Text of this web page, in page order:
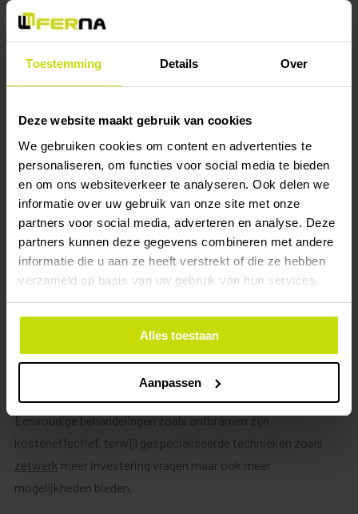
Toestemming Details Over
Deze website maakt gebruik van cookies
We gebruiken cookies om content en advertenties te
personaliseren, om functies voor social media te bieden
en om ons websiteverkeer te analyseren. Ook delen we
informatie over uw gebruik van onze site met onze
partners voor social media, adverteren en analyse. Deze
partners kunnen deze gegevens combineren met andere
informatie die u aan ze heeft verstrekt of die ze hebben
verzameld op basis van uw gebruik van hun services.
Alles toestaan
Aanpassen
kleefresidu te voorkomen.
Sommige afwerkingen zoals geanodiseerd hebben minder
AFWERKINGEN EN NABEWERKING
De afwerking bepaalt niet alleen het uiterlijk, maar ook de
levensduur en onderhoudsbehoefte van je aluminium plaat.
Verschillende technieken bieden elk specifieke voordelen voor
verschillende toepassingen.
eenvoudige ontbraming tot complexe vormgeving.
maken het mogelijk om platen in
driedimensionale vormen te brengen zonder kwaliteitsverlies.
Het budget speelt vaak een rol bij de keuze van afwerking.
Eenvoudige behandelingen zoals ontbramen zijn
kosteneffectief, terwijl gespecialiseerde technieken zoals
zetwerk meer investering vragen maar ook meer
mogelijkheden bieden.